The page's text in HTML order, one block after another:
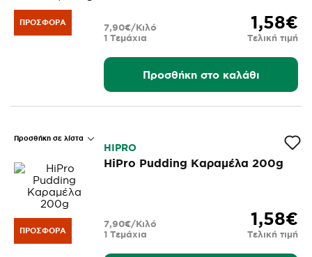
ΠΡΟΣΦΟΡΆ 1,58€
Τελική τιμή
1 Τεμάχια
7,90€/Κιλό
Προσθήκη στο καλάθι
Προσθήκη σε λίστα
ΠΡΟΣΦΟΡΆ
HIPRO
HiPro Pudding Καραμέλα 200g
1,58€
Τελική τιμή
1 Τεμάχια
7,90€/Κιλό